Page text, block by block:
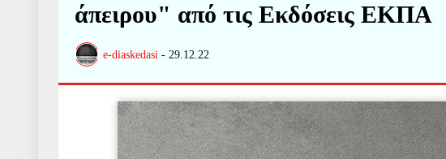
άπειρου" από τις Εκδόσεις ΕΚΠΑ
e-diaskedasi - 29.12.22